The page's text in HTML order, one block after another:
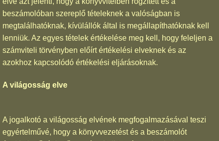
beszámolóban szereplő tételeknek a valóságban is
megtalálhatóknak, kívülállók által is megállapíthatóknak kell
lenniük. Az egyes tételek értékelése meg kell, hogy feleljen a
számviteli törvényben előírt értékelési elveknek és az
azokhoz kapcsolódó értékelési eljárásoknak.
A világosság elve
A jogalkotó a világosság elvének megfogalmazásával teszi
egyértelművé, hogy a könyvvezetést és a beszámolót